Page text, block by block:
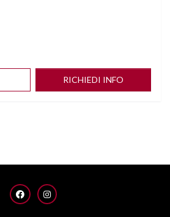
RICHIEDI INFO
FACEBOOKINSTAGRAM